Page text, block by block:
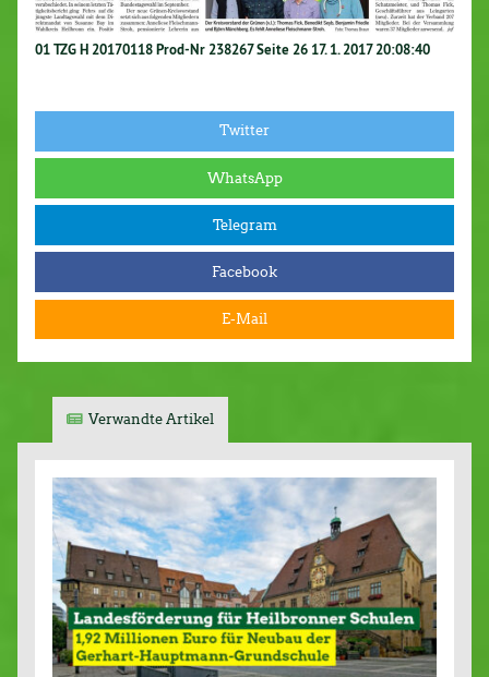
01 TZG H 20170118 Prod-Nr 238267 Seite 26 17. 1. 2017 20:08:40
Twitter
WhatsApp
Telegram
Facebook
E-Mail
Verwandte Artikel